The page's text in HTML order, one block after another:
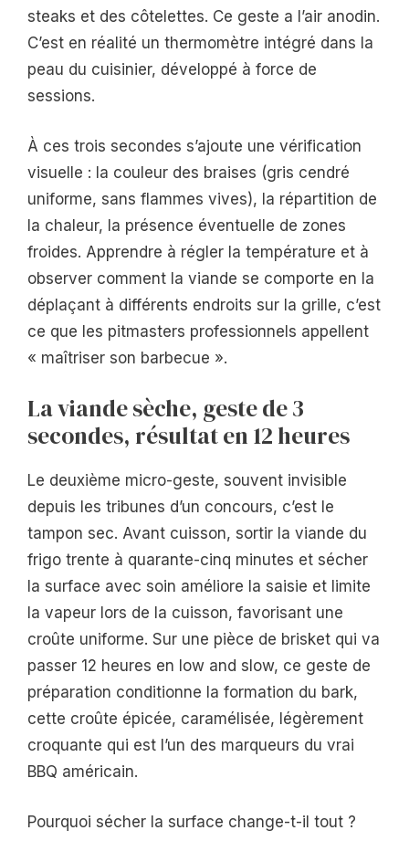
steaks et des côtelettes. Ce geste a l’air anodin.
C’est en réalité un thermomètre intégré dans la
peau du cuisinier, développé à force de
sessions.
À ces trois secondes s’ajoute une vérification
visuelle : la couleur des braises (gris cendré
uniforme, sans flammes vives), la répartition de
la chaleur, la présence éventuelle de zones
froides. Apprendre à régler la température et à
observer comment la viande se comporte en la
déplaçant à différents endroits sur la grille, c’est
ce que les pitmasters professionnels appellent
« maîtriser son barbecue ».
La viande sèche, geste de 3
secondes, résultat en 12 heures
Le deuxième micro-geste, souvent invisible
depuis les tribunes d’un concours, c’est le
tampon sec. Avant cuisson, sortir la viande du
frigo trente à quarante-cinq minutes et sécher
la surface avec soin améliore la saisie et limite
la vapeur lors de la cuisson, favorisant une
croûte uniforme. Sur une pièce de brisket qui va
passer 12 heures en low and slow, ce geste de
préparation conditionne la formation du bark,
cette croûte épicée, caramélisée, légèrement
croquante qui est l’un des marqueurs du vrai
BBQ américain.
Pourquoi sécher la surface change-t-il tout ?